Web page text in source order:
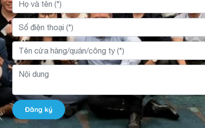
Đăng ký